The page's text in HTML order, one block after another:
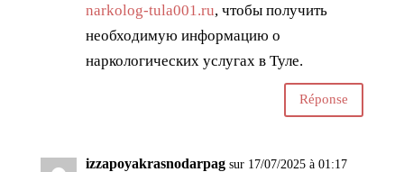
narkolog-tula001.ru, чтобы получить
необходимую информацию о
наркологических услугах в Туле.
Réponse
izzapoyakrasnodarpag sur 17/07/2025 à 01:17